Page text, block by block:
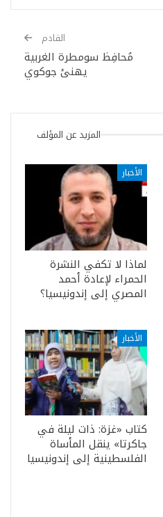
القادم
مُحافِظ سومطرة الغربية
يهنئ جوكوي
المزيد عن المؤلف
الأخبار
لماذا لا تكفي النشرة
الحمراء لإعادة أحمد
المصري إلى إندونيسيا؟
الأخبار
كتاب «غزة: ذات ليلة في
جاكرتا» ينقل المأساة
الفلسطينية إلى إندونيسيا